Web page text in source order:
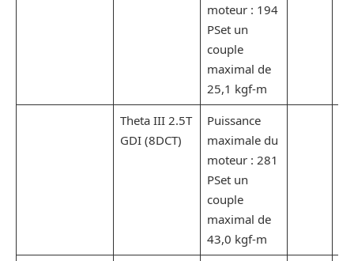
moteur : 194
PSet un
couple
maximal de
25,1 kgf-m
Theta III 2.5T
GDI (8DCT)
Puissance
maximale du
moteur : 281
PSet un
couple
maximal de
43,0 kgf-m